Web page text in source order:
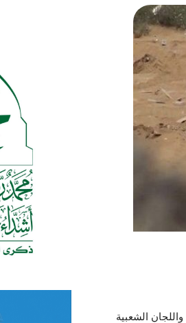
الشعبية